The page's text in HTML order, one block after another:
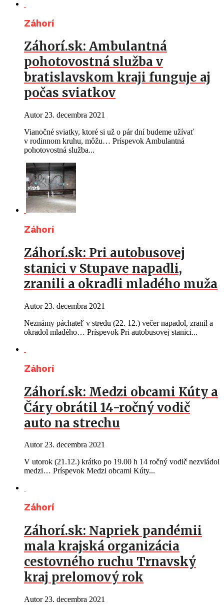
Záhorí
Záhorí.sk: Ambulantná
pohotovostná služba v
bratislavskom kraji funguje aj
počas sviatkov
Autor 23. decembra 2021
Vianočné sviatky, ktoré si už o pár dní budeme užívať
v rodinnom kruhu, môžu… Príspevok Ambulantná
pohotovostná služba...
Záhorí
Záhorí.sk: Pri autobusovej
stanici v Stupave napadli,
zranili a okradli mladého muža
Autor 23. decembra 2021
Neznámy páchateľ v stredu (22. 12.) večer napadol, zranil a
okradol mladého… Príspevok Pri autobusovej stanici...
Záhorí
Záhorí.sk: Medzi obcami Kúty a
Čáry obrátil 14-ročný vodič
auto na strechu
Autor23. decembra 2021
V utorok (21.12.) krátko po 19.00 h 14 ročný vodič nezvládol
medzi… Príspevok Medzi obcami Kúty...
Záhorí
Záhorí.sk: Napriek pandémii
mala krajská organizácia
cestovného ruchu Trnavský
kraj prelomový rok
Autor 23. decembra 2021